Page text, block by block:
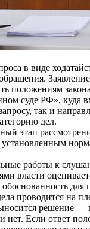
в виде
положениям
суде РФ», куда
так и
дел.
этап
установленным
работы к
власти
для
проводится на
решение —
нет. Если ответ